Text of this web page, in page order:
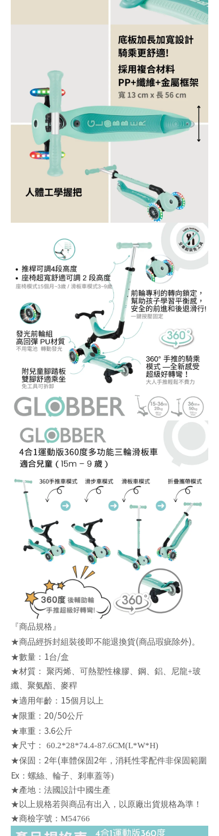
『商品規格』
★商品經拆封組裝後即不能退換貨(商品瑕疵除外)。
★數量： 1台/盒
★材質：
聚丙烯、可熱塑性橡膠、鋼、 鋁、尼龍+玻
纖、聚氨酯、麥稈
★適用年齡： 15個月以上
★限重： 20/50公斤
★車重： 3.6公斤
★尺寸：
60.2*28*74.4-87.6CM(L*W*H)
★保固： 2年(車體保固 2年，消耗性零配件非保固範圍
Ex ：螺絲、輪子、 剎 車蓋等)
★產地：法國設計中國生產
★以上規格若與商品有出入，以原廠出貨規格為準！
★商檢字號 ：M54766